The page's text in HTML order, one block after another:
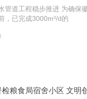
管道工程稳步推进 为确保
，已完成3000m³/d的
粮食局宿舍小区 文明